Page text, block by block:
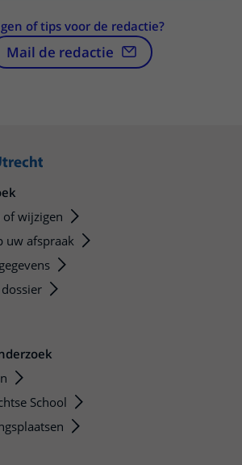
of tips voor de redactie?
Mail de redactie
wijzigen
uw afspraak
School